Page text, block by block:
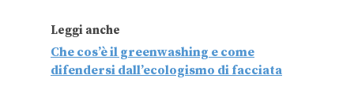
Leggi anche
Che cos’è il greenwashing e come
difendersi dall’ecologismo di facciata